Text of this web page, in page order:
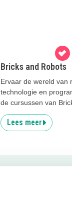
Bricks and Robots
Ervaar de wereld van
technologie en
de cursussen van
Lees meer